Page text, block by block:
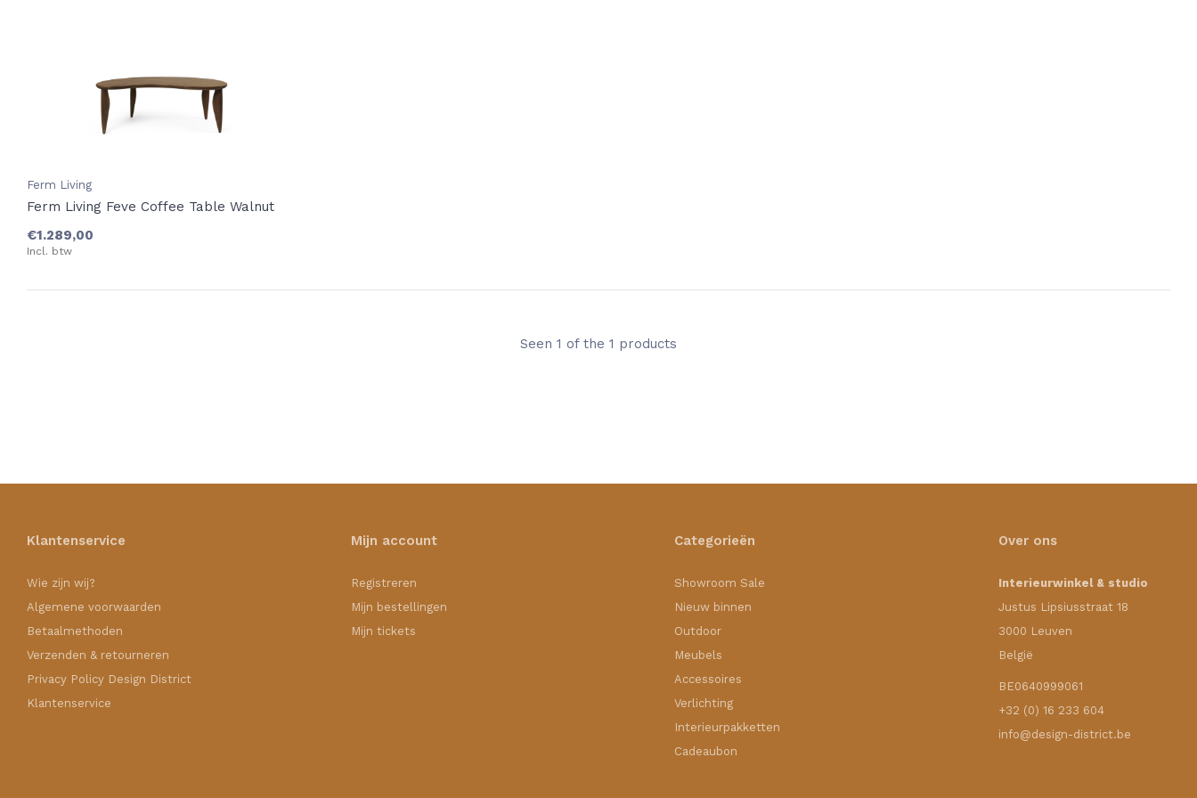
Ferm Living
Ferm Living Feve Coffee Table Walnut
€1.289,00
Incl. btw
Seen 1 of the 1 products
Klantenservice
Wie zijn wij?
Algemene voorwaarden
Betaalmethoden
Verzenden & retourneren
Privacy Policy Design District
Klantenservice
Mijn account
Registreren
Mijn bestellingen
Mijn tickets
Categorieën
Showroom Sale
Nieuw binnen
Outdoor
Meubels
Accessoires
Verlichting
Interieurpakketten
Cadeaubon
Over ons
Interieurwinkel & studio
Justus Lipsiusstraat 18
3000 Leuven
België
BE0640999061
+32 (0) 16 233 604
info@design-district.be